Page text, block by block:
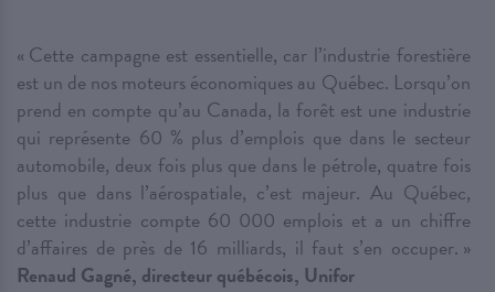
« Cette campagne est essentielle, car l’industrie forestière
est un de nos moteurs économiques au Québec. Lorsqu’on
prend en compte qu’au Canada, la forêt est une industrie
qui représente 60 % plus d’emplois que dans le secteur
automobile, deux fois plus que dans le pétrole, quatre fois
plus que dans l’aérospatiale, c’est majeur. Au Québec,
cette industrie compte 60 000 emplois et a un chiffre
d’affaires de près de 16 milliards, il faut s’en occuper. »
Renaud Gagné, directeur québécois, Unifor